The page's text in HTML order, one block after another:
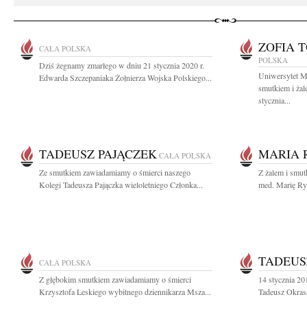
CAŁA POLSKA
Dziś żegnamy zmarłego w dniu 21 stycznia 2020 r.
Edwarda Szczepaniaka Żołnierza Wojska Polskiego...
ZOFIA
POLSKA
Uniwersytet
smutkiem i
stycznia...
TADEUSZ PAJĄCZEK CAŁA POLSKA
Ze smutkiem zawiadamiamy o śmierci naszego
Kolegi Tadeusza Pajączka wieloletniego Członka...
MARIA
Z żalem i
med. Marię
CAŁA POLSKA
Z głębokim smutkiem zawiadamiamy o śmierci
Krzysztofa Leskiego wybitnego dziennikarza Msza...
14 stycznia
Tadeusz